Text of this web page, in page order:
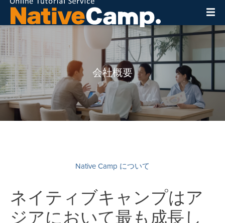
会社概要
Native Camp について
ネイティブキャンプはア
ジアにおいて最も成長し